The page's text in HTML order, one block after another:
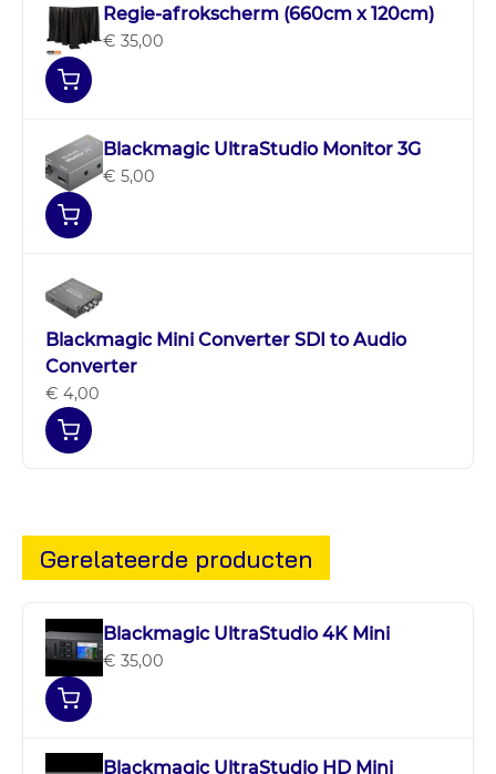
Regie-afrokscherm (660cm x 120cm)
€ 35,00
Blackmagic UltraStudio Monitor 3G
€ 5,00
Blackmagic Mini Converter SDI to Audio
Converter
€ 4,00
Gerelateerde producten
Blackmagic UltraStudio 4K Mini
€ 35,00
Blackmagic UltraStudio HD Mini